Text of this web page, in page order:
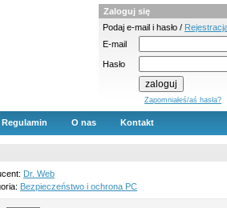
Zaloguj się
Podaj e-mail i hasło /
E-mail
Hasło
Zapomniałeś/aś hasła?
Regulamin O nas Kontakt
Dr. Web
Bezpieczeństwo i ochrona PC